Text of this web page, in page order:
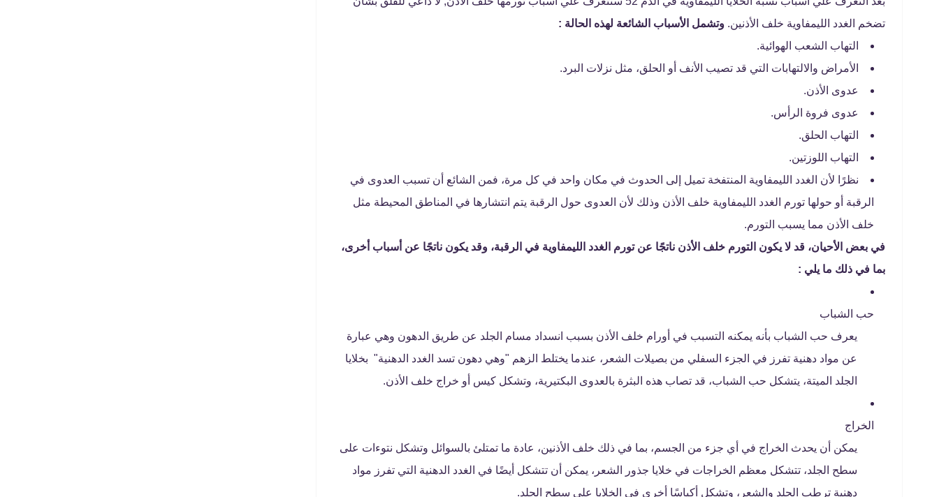
تضخم الغدد الليمفاوية خلف الأذنين. وتشمل الأسباب الشائعة لهذه الحالة :
التهاب الشعب الهوائية.
الأمراض والالتهابات التي قد تصيب الأنف أو الحلق، مثل نزلات البرد.
عدوى الأذن.
عدوى فروة الرأس.
التهاب الحلق.
التهاب اللوزتين.
نظرًا لأن الغدد الليمفاوية المنتفخة تميل إلى الحدوث في مكان واحد في كل مرة، فمن الشائع أن تسبب العدوى في
الرقبة أو حولها تورم الغدد الليمفاوية خلف الأذن وذلك لأن العدوى حول الرقبة يتم انتشارها في المناطق المحيطة مثل
خلف الأذن مما يسبب التورم.
في بعض الأحيان، قد لا يكون التورم خلف الأذن ناتجًا عن تورم الغدد الليمفاوية في الرقبة، وقد يكون ناتجًا عن أسباب أخرى،
بما في ذلك ما يلي :
حب الشباب
يعرف حب الشباب بأنه يمكنه التسبب في أورام خلف الأذن بسبب انسداد مسام الجلد عن طريق الدهون وهي عبارة
عن مواد دهنية تفرز في الجزء السفلي من بصيلات الشعر، عندما يختلط الزهم "وهي دهون تسد الغدد الدهنية" بخلايا
الجلد الميتة، يتشكل حب الشباب، قد تصاب هذه البثرة بالعدوى البكتيرية، وتشكل كيس أو خراج خلف الأذن.
الخراج
يمكن أن يحدث الخراج في أي جزء من الجسم، بما في ذلك خلف الأذنين، عادة ما تمتلئ بالسوائل وتشكل نتوءات على
سطح الجلد، تتشكل معظم الخراجات في خلايا جذور الشعر، يمكن أن تتشكل أيضًا في الغدد الدهنية التي تفرز مواد
دهنية ترطب الجلد والشعر، وتشكل أكياسًا أخرى في الخلايا على سطح الجلد.